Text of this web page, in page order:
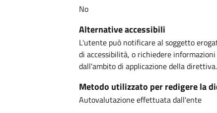
No
Alternative accessibili
L'utente può notificare al soggetto
di accessibilità, o richiedere
dall'ambito di applicazione della direttiva.
Metodo utilizzato per redigere la
Autovalutazione effettuata dall'ente